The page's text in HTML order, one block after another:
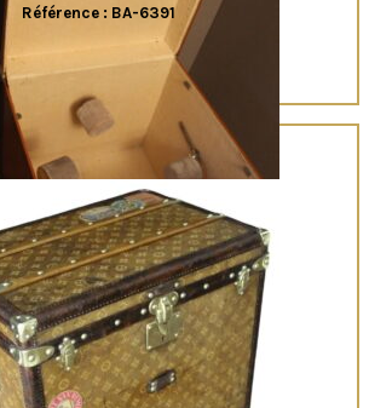
Quick View
Référence : BA-6391